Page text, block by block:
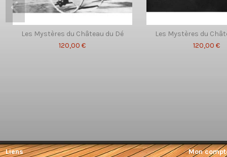
Les Mystères du Château du Dé
120,00 €
Les Mystères du
120,00 €
Liens Mon